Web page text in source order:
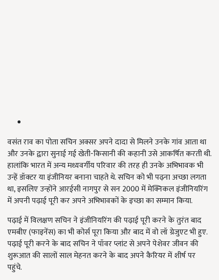
वसंत राव का पोता सचिन अक्सर अपने दादा से मिलने उनके गांव आता था
और उनके द्वारा सुनाई गई खेती-किसानी की कहानी उसे आकर्षित करती थी.
हालांकि भारत में अन्य मध्यवर्गीय परिवार की तरह ही उनके अभिभावक भी
उन्हें डॉक्टर या इंजीनियर बनाना चाहते थे. सचिन को भी पढ़ना अच्छा लगता
था, इसलिए उन्होंने आरईसी नागपुर से सन 2000 में मेक्निकल इंजीनियरिंग
में अपनी पढ़ाई पूरी कर अपने अभिभावकों के इच्छा का सम्मान किया.
पढ़ाई में विलक्षण सचिन ने इंजीनियरिंग की पढ़ाई पूरी करने के तुरंत बाद
एमबीए (फाइनेंस) का भी कोर्स पूरा किया और बाद में वो लॉ ग्रेजुएट भी हुए.
पढ़ाई पूरी करने के बाद सचिन ने पॉवर प्लांट से अपने पेशेवर जीवन की
शुरूआत की सालों साल मेहनत करने के बाद अपने कैरियर में शीर्ष पर
पहुंचे.